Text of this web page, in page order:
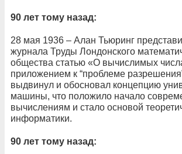
90 лет тому назад:
28 мая 1936 – Алан Тьюринг
журнала Труды Лондонского
общества статью «О вычислимых
приложением к “проблеме
выдвинул и обосновал концепцию
машины, что положило начало
вычислениям и стало основой
информатики.
90 лет тому назад: